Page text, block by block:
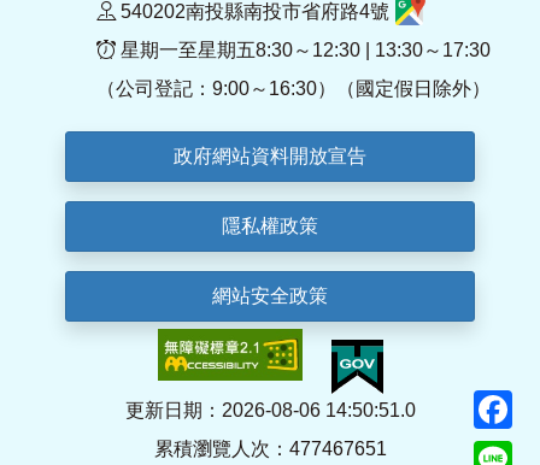
540202南投縣南投市省府路4號
星期一至星期五8:30～12:30 | 13:30～17:30
（公司登記：9:00～16:30）（國定假日除外）
政府網站資料開放宣告
隱私權政策
網站安全政策
更新日期：2026-08-06 14:50:51.0
累積瀏覽人次：477467651